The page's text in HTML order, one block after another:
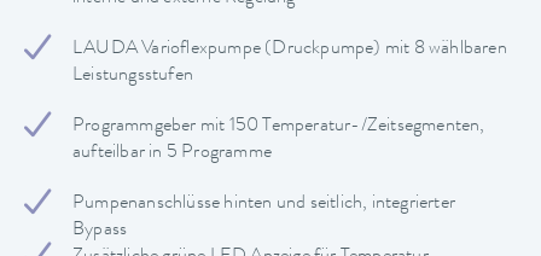
LAUDA Varioflexpumpe (Druckpumpe) mit 8 wählbaren
Leistungsstufen
Programmgeber mit 150 Temperatur-/Zeitsegmenten,
aufteilbar in 5 Programme
Pumpenanschlüsse hinten und seitlich, integrierter
Bypass